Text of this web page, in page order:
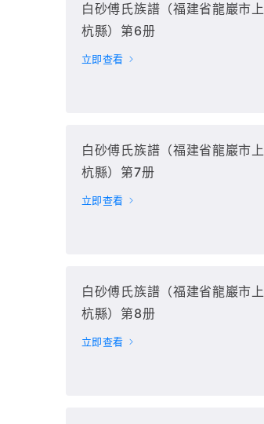
白砂傅氏族譜（福建省龍巖市上
杭縣）第6册
立即查看
白砂傅氏族譜（福建省龍巖市上
杭縣）第7册
立即查看
白砂傅氏族譜（福建省龍巖市上
杭縣）第8册
立即查看